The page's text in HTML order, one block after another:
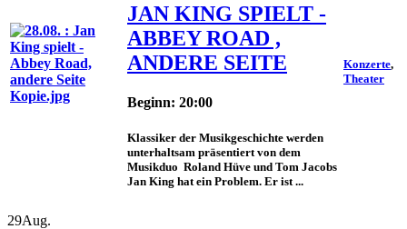
JAN KING SPIELT -
ABBEY ROAD ,
ANDERE SEITE
Beginn: 20:00
Klassiker der Musikgeschichte werden
unterhaltsam präsentiert von dem
Musikduo Roland Hüve und Tom Jacobs
Jan King hat ein Problem. Er ist ...
Konzerte,
Theater
29Aug.